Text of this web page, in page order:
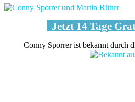
Jetzt 14 Tage
Conny Sporrer ist bekannt durch